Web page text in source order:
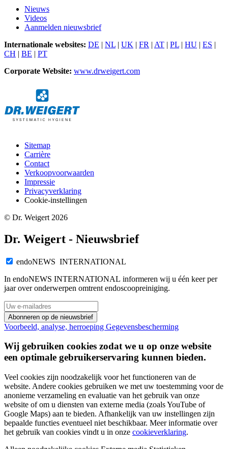
Nieuws
Videos
Aanmelden nieuwsbrief
Internationale websites: DE | NL | UK | FR | AT | PL | HU | ES |
CH | BE | PT
Corporate Website: www.drweigert.com
Sitemap
Carrière
Contact
Verkoopvoorwaarden
Impressie
Privacyverklaring
Cookie-instellingen
© Dr. Weigert 2026
Dr. Weigert - Nieuwsbrief
endoNEWS INTERNATIONAL
In endoNEWS INTERNATIONAL informeren wij u één keer per
jaar over onderwerpen omtrent endoscoopreiniging.
Abonneren op de nieuwsbrief
Voorbeeld, analyse, herroeping Gegevensbescherming
Wij gebruiken cookies zodat we u op onze website
een optimale gebruikerservaring kunnen bieden.
Veel cookies zijn noodzakelijk voor het functioneren van de
website. Andere cookies gebruiken we met uw toestemming voor de
anonieme verzameling en evaluatie van het gebruik van onze
website of om u diensten van externe media (zoals YouTube of
Google Maps) aan te bieden. Afhankelijk van uw instellingen zijn
bepaalde functies eventueel niet beschikbaar. Meer informatie over
het gebruik van cookies vindt u in onze cookieverklaring.